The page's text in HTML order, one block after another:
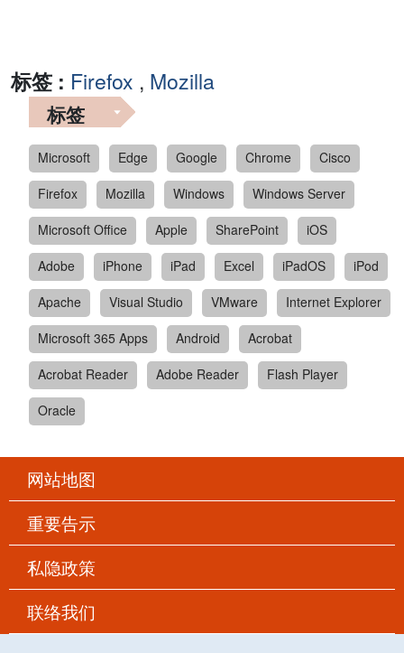
标签 : Firefox , Mozilla
标签
Microsoft Edge Google Chrome
Cisco
Firefox
Mozilla Windows
Windows Server
Microsoft Office
Apple SharePoint
iOS
Adobe
iPhone iPad Excel iPadOS
iPod
Apache
Visual Studio VMware
Internet Explorer
Microsoft 365 Apps
Android
Acrobat
Acrobat Reader
Adobe Reader
Flash Player
Oracle
网站地图
重要告示
私隐政策
联络我们